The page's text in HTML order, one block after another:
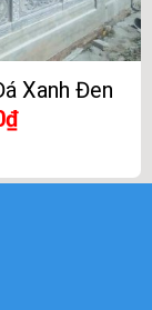
Xanh Đen
₫